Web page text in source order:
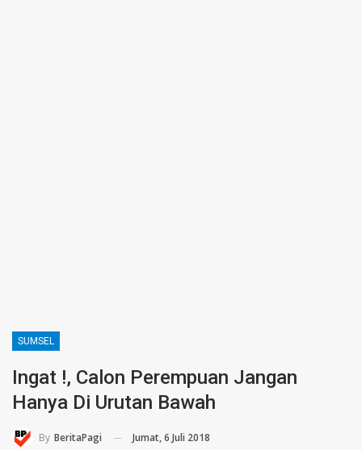
SUMSEL
Ingat !, Calon Perempuan Jangan
Hanya Di Urutan Bawah
By BeritaPagi Jumat, 6 Juli 2018